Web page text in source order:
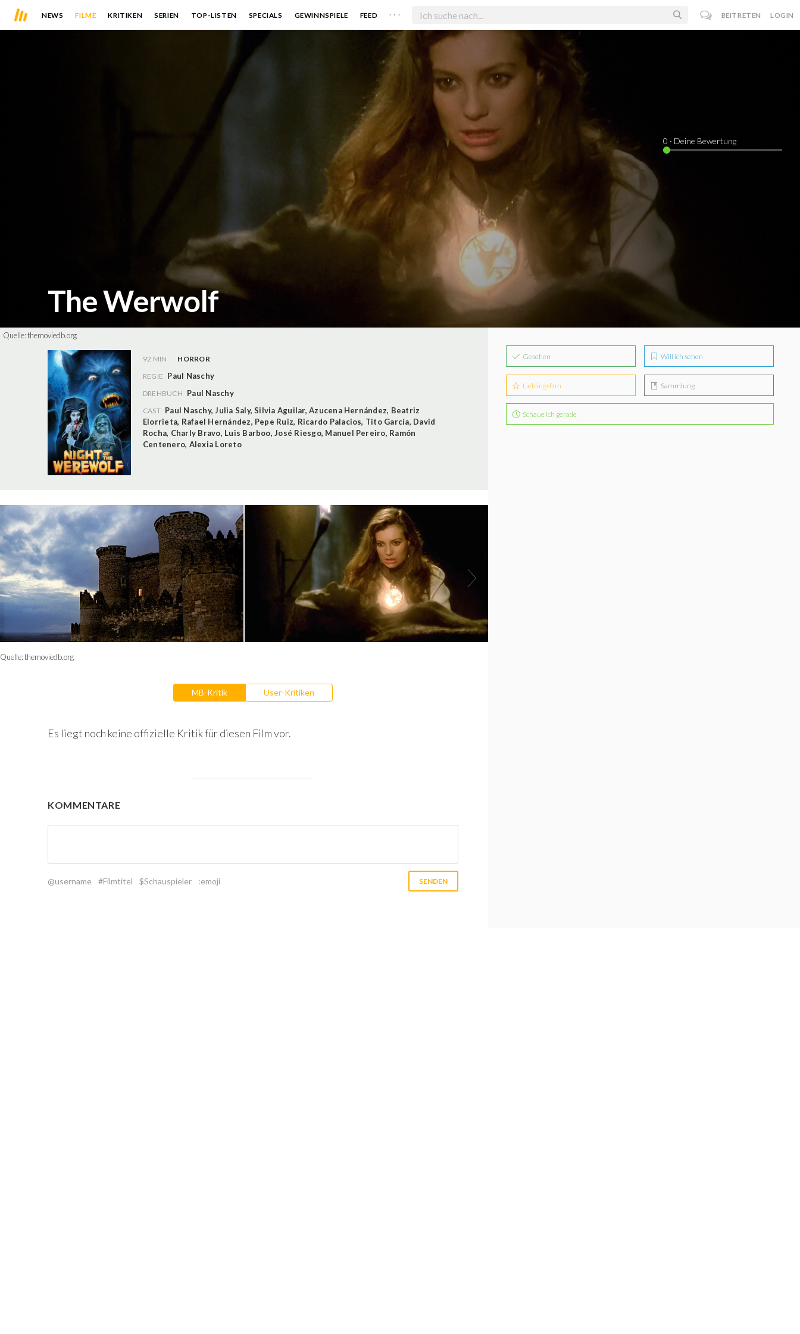
NEWS FILME KRITIKEN SERIEN TOP-LISTEN SPECIALS GEWINNSPIELE FEED . . . BEITRETEN LOGIN
The Werwolf
0 · Deine Bewertung
Quelle:themoviedb.org
92 MIN
HORROR
REGIE Paul Naschy
DREHBUCH Paul Naschy
CAST Paul Naschy,Julia Saly,Silvia Aguilar,Azucena Hernández, Beatriz
Elorrieta, Rafael Hernández, Pepe Ruiz, Ricardo Palacios, Tito García, David
Rocha, Charly Bravo, Luis Barboo,José Riesgo, Manuel Pereiro, Ramón
Centenero, Alexia Loreto
Quelle:themoviedb.org
MB-Kritik User-Kritiken
Es liegt noch keine offizielle Kritik für diesen Film vor.
KOMMENTARE
@username #Filmtitel $Schauspieler :emoji
Gesehen Will ich sehen
Lieblingsfilm Sammlung
Schaue ich gerade